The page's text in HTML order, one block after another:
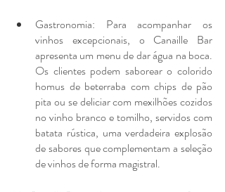
Gastronomia: Para acompanhar os
vinhos excepcionais, o Canaille Bar
apresenta um menu de dar água na boca.
Os clientes podem saborear o colorido
homus de beterraba com chips de pão
pita ou se deliciar com mexilhões cozidos
no vinho branco e tomilho, servidos com
batata rústica, uma verdadeira explosão
de sabores que complementam a seleção
de vinhos de forma magistral.